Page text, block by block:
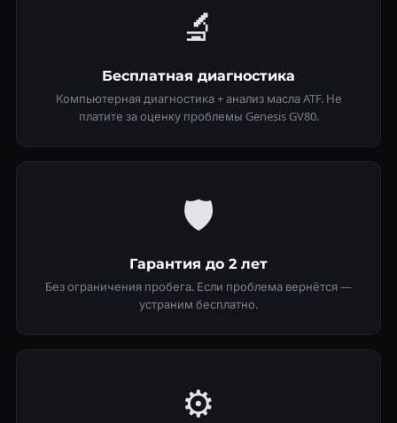
🔬
Бесплатная диагностика
Компьютерная диагностика + анализ масла ATF. Не
платите за оценку проблемы Genesis GV80.
🛡
Гарантия до 2 лет
Без ограничения пробега. Если проблема вернётся —
устраним бесплатно.
⚙️